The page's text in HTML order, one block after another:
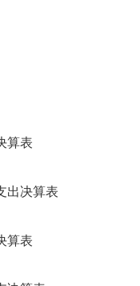
算表
出决算表
算表